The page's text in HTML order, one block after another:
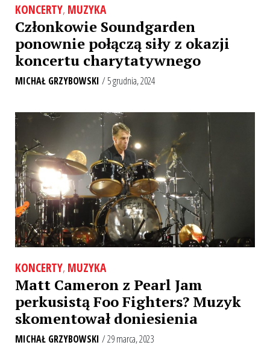
KONCERTY, MUZYKA
Członkowie Soundgarden
ponownie połączą siły z okazji
koncertu charytatywnego
MICHAŁ GRZYBOWSKI / 5 grudnia, 2024
KONCERTY, MUZYKA
Matt Cameron z Pearl Jam
perkusistą Foo Fighters? Muzyk
skomentował doniesienia
MICHAŁ GRZYBOWSKI / 29 marca, 2023